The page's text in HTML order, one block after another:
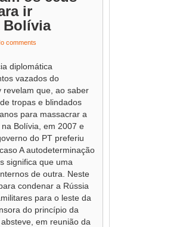
ir
Bolívia
comments
diplomática
vazados do
revelam que, ao saber
tropas e blindados
para massacrar a
Bolívia, em 2007 e
do PT preferiu
A autodeterminação
significa que uma
de outra. Neste
condenar a Rússia
para o leste da
do princípio da
em reunião da